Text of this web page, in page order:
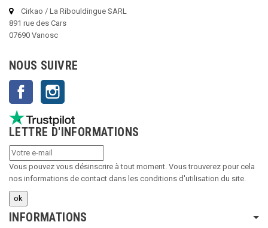
Cirkao / La Ribouldingue SARL
891 rue des Cars
07690 Vanosc
NOUS SUIVRE
Facebook
LETTRE D'INFORMATIONS
Vous pouvez vous désinscrire à tout moment. Vous trouverez pour cela
nos informations de contact dans les conditions d'utilisation du site.
INFORMATIONS